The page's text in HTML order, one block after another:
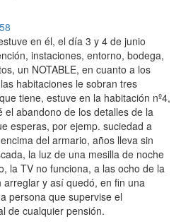
en él, el día 3 y 4 de junio
instaciones, entorno, bodega,
un NOTABLE, en cuanto a los
habitaciones le sobran tres
tiene, estuve en la habitación nº4,
el abandono de los detalles de la
esperas, por ejemp. suciedad a
del armario, años lleva sin
la luz de una mesilla de noche
la TV no funciona, a las ocho de la
arreglar y así quedó, en fin una
persona que supervise el
de cualquier pensión.